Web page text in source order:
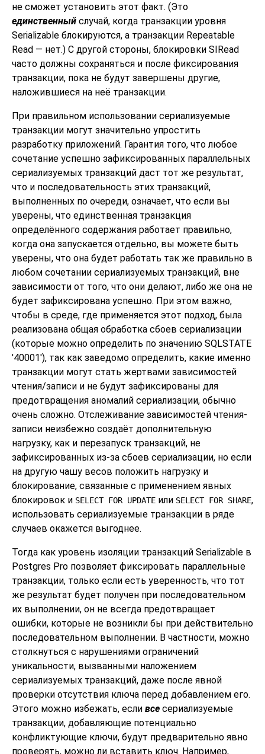
не сможет установить этот факт. (Это
единственный случай, когда транзакции уровня
Serializable блокируются, а транзакции Repeatable
Read — нет.) С другой стороны, блокировки SIRead
часто должны сохраняться и после фиксирования
транзакции, пока не будут завершены другие,
наложившиеся на неё транзакции.
При правильном использовании сериализуемые
транзакции могут значительно упростить
разработку приложений. Гарантия того, что любое
сочетание успешно зафиксированных параллельных
сериализуемых транзакций даст тот же результат,
что и последовательность этих транзакций,
выполненных по очереди, означает, что если вы
уверены, что единственная транзакция
определённого содержания работает правильно,
когда она запускается отдельно, вы можете быть
уверены, что она будет работать так же правильно в
любом сочетании сериализуемых транзакций, вне
зависимости от того, что они делают, либо же она не
будет зафиксирована успешно. При этом важно,
чтобы в среде, где применяется этот подход, была
реализована общая обработка сбоев сериализации
(которые можно определить по значению SQLSTATE
'40001'), так как заведомо определить, какие именно
транзакции могут стать жертвами зависимостей
чтения/записи и не будут зафиксированы для
предотвращения аномалий сериализации, обычно
очень сложно. Отслеживание зависимостей чтения-
записи неизбежно создаёт дополнительную
нагрузку, как и перезапуск транзакций, не
зафиксированных из-за сбоев сериализации, но если
на другую чашу весов положить нагрузку и
блокирование, связанные с применением явных
блокировок и SELECT FOR UPDATE или SELECT FOR SHARE,
использовать сериализуемые транзакции в ряде
случаев окажется выгоднее.
Тогда как уровень изоляции транзакций Serializable в
Postgres Pro позволяет фиксировать параллельные
транзакции, только если есть уверенность, что тот
же результат будет получен при последовательном
их выполнении, он не всегда предотвращает
ошибки, которые не возникли бы при действительно
последовательном выполнении. В частности, можно
столкнуться с нарушениями ограничений
уникальности, вызванными наложением
сериализуемых транзакций, даже после явной
проверки отсутствия ключа перед добавлением его.
Этого можно избежать, если все сериализуемые
транзакции, добавляющие потенциально
конфликтующие ключи, будут предварительно явно
проверять, можно ли вставить ключ. Например,